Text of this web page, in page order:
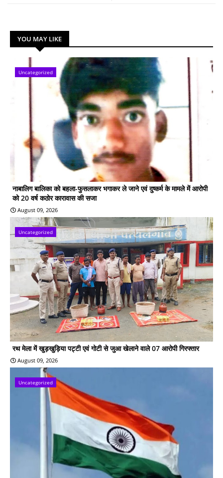
YOU MAY LIKE
Uncategorized
नाबालिग बालिका को बहला-फुसलाकर भगाकर ले जाने एवं दुष्कर्म के मामले में आरोपी
को 20 वर्ष कठोर कारावास की सजा
August 09, 2026
Uncategorized
रथ मेला में खुड़खुड़िया पट्टी एवं गोटी से जुआ खेलाने वाले 07 आरोपी गिरफ्तार
August 09, 2026
Uncategorized